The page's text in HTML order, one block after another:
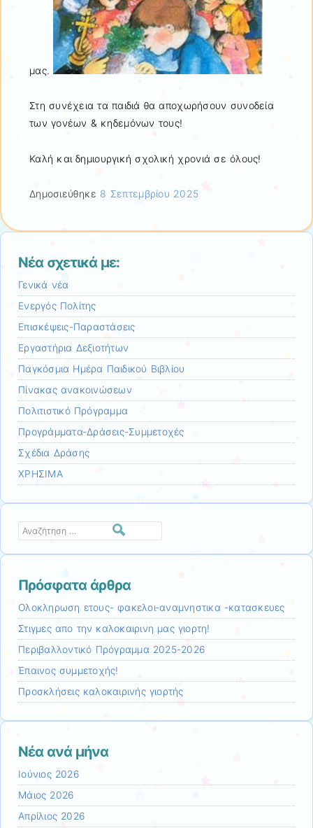
μας.
Στη συνέχεια τα παιδιά θα αποχωρήσουν συνοδεία
των γονέων & κηδεμόνων τους!
Καλή και δημιουργική σχολική χρονιά σε όλους!
Δημοσιεύθηκε 8 Σεπτεμβρίου 2025
Νέα σχετικά με:
Γενικά νέα
Ενεργός Πολίτης
Επισκέψεις-Παραστάσεις
Εργαστήρια Δεξιοτήτων
Παγκόσμια Ημέρα Παιδικού Βιβλίου
Πίνακας ανακοινώσεων
Πολιτιστικό Πρόγραμμα
Προγράμματα-Δράσεις-Συμμετοχές
Σχέδια Δράσης
ΧΡΗΣΙΜΑ
Αναζήτηση
Πρόσφατα άρθρα
Ολοκληρωση ετους- φακελοι-αναμνηστικα -κατασκευες
Στιγμες απο την καλοκαιρινη μας γιορτη!
Περιβαλλοντικό Πρόγραμμα 2025-2026
Έπαινος συμμετοχής!
Προσκλήσεις καλοκαιρινής γιορτής
Νέα ανά μήνα
Ιούνιος 2026
Μάιος 2026
Απρίλιος 2026